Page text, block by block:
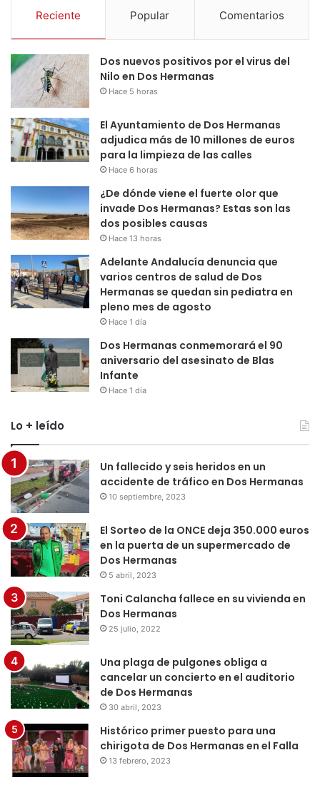
Reciente Popular Comentarios
Dos nuevos positivos por el virus del
Nilo en Dos Hermanas
Hace 5 horas
El Ayuntamiento de Dos Hermanas
adjudica más de 10 millones de euros
para la limpieza de las calles
Hace 6 horas
¿De dónde viene el fuerte olor que
invade Dos Hermanas? Estas son las
dos posibles causas
Hace 13 horas
Adelante Andalucía denuncia que
varios centros de salud de Dos
Hermanas se quedan sin pediatra en
pleno mes de agosto
Hace 1 día
Dos Hermanas conmemorará el 90
aniversario del asesinato de Blas
Infante
Hace 1 día
Lo + leído
Un fallecido y seis heridos en un
accidente de tráfico en Dos Hermanas
10 septiembre, 2023
El Sorteo de la ONCE deja 350.000 euros
en la puerta de un supermercado de
Dos Hermanas
5 abril, 2023
Toni Calancha fallece en su vivienda en
Dos Hermanas
25 julio, 2022
Una plaga de pulgones obliga a
cancelar un concierto en el auditorio
de Dos Hermanas
30 abril, 2023
Histórico primer puesto para una
chirigota de Dos Hermanas en el Falla
13 febrero, 2023